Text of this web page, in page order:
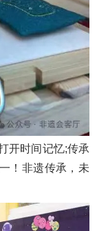
开时间记忆;传承
！非遗传承，未